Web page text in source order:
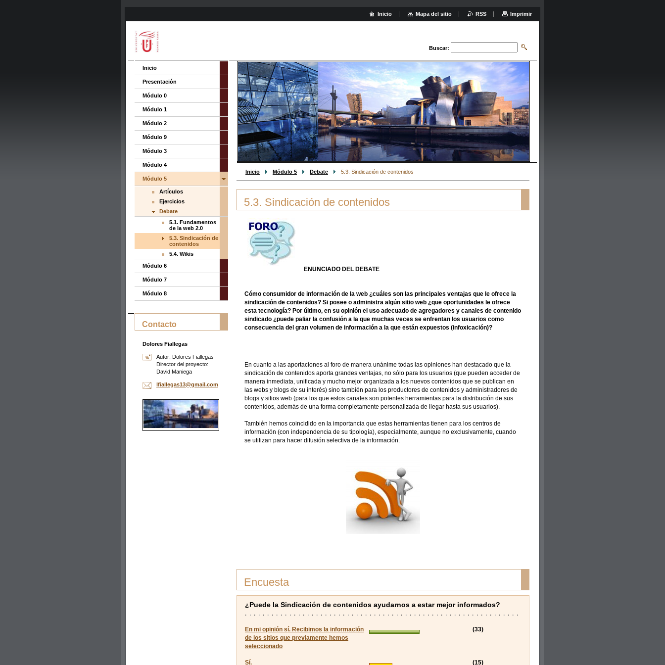
Buscar:
Inicio Módulo 5 Debate 5.3. Sindicación de contenidos
5.3. Sindicación de contenidos
ENUNCIADO DEL DEBATE
Cómo consumidor de información de la web ¿cuáles son las principales ventajas que le ofrece la
sindicación de contenidos? Si posee o administra algún sitio web ¿que oportunidades le ofrece
esta tecnología? Por último, en su opinión el uso adecuado de agregadores y canales de contenido
sindicado ¿puede paliar la confusión a la que muchas veces se enfrentan los usuarios como
consecuencia del gran volumen de información a la que están expuestos (infoxicación)?
En cuanto a las aportaciones al foro de manera unánime todas las opiniones han destacado que la
sindicación de contenidos aporta grandes ventajas, no sólo para los usuarios (que pueden acceder de
manera inmediata, unificada y mucho mejor organizada a los nuevos contenidos que se publican en
las webs y blogs de su interés) sino también para los productores de contenidos y administradores de
blogs y sitios web (para los que estos canales son potentes herramientas para la distribución de sus
contenidos, además de una forma completamente personalizada de llegar hasta sus usuarios).
También hemos coincidido en la importancia que estas herramientas tienen para los centros de
información (con independencia de su tipología), especialmente, aunque no exclusivamente, cuando
se utilizan para hacer difusión selectiva de la información.
Encuesta
¿Puede la Sindicación de contenidos ayudarnos a estar mejor informados?
En mi opinión sí. Recibimos la información
de los sitios que previamente hemos
seleccionado
(33)
Sí. (15)
Inicio
Presentación
Módulo 0
Módulo 1
Módulo 2
Módulo 9
Módulo 3
Módulo 4
Módulo 5
Artículos
Ejercicios
Debate
5.1. Fundamentos
de la web 2.0
5.3. Sindicación de
contenidos
5.4. Wikis
Módulo 6
Módulo 7
Módulo 8
Contacto
Dolores Fiallegas
Autor: Dolores Fiallegas
Director del proyecto:
David Maniega
lfiallegas13@gmail.com
Inicio Mapa del sitio RSS Imprimir